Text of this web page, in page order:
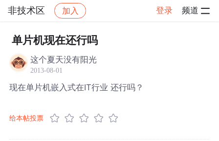
非技术区 加入 登录 频道
社区 非技术区 帖子详情
单片机现在还行吗
这个夏天没有阳光
2013-08-01
现在单片机嵌入式在IT行业 还行吗？
给本帖投票